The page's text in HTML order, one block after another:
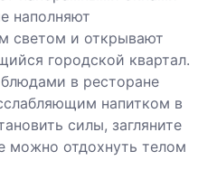
наполняют
светом и открывают
городской квартал.
в ресторане
напитком в
силы, загляните
можно отдохнуть телом